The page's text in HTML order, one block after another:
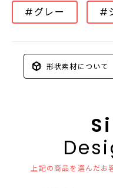
#グレー #
形状素材について
上記の商品を選んだお